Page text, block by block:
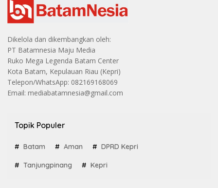
Dikelola dan dikembangkan oleh:
PT Batamnesia Maju Media
Ruko Mega Legenda Batam Center
Kota Batam, Kepulauan Riau (Kepri)
Telepon/WhatsApp: 082169168069
Email: mediabatamnesia@gmail.com
Topik Populer
Batam Aman DPRD Kepri
Tanjungpinang Kepri